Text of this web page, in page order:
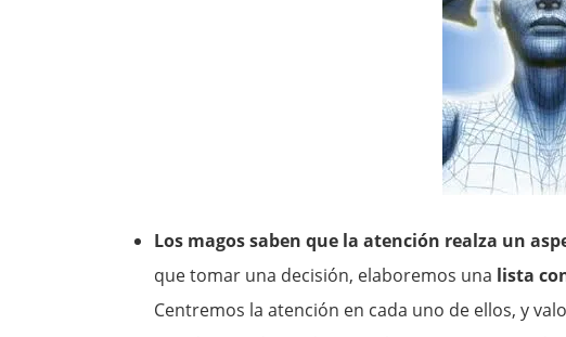
Los magos saben que la atención realza un
que tomar una decisión, elaboremos una lista
Centremos la atención en cada uno de ellos, y